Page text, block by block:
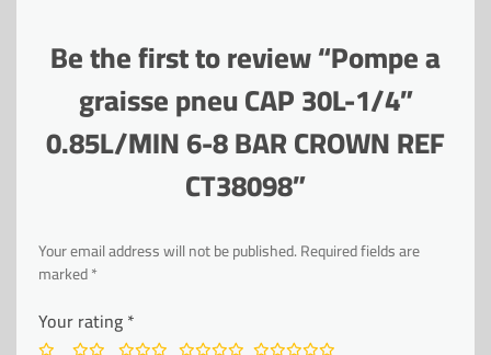
Be the first to review “Pompe a
graisse pneu CAP 30L-1/4”
0.85L/MIN 6-8 BAR CROWN REF
CT38098”
Your email address will not be published.Required fields are
marked*
Your rating*